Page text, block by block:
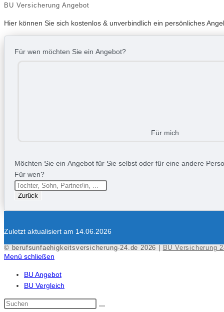
BU Versicherung Angebot
Hier können Sie sich kostenlos & unverbindlich ein persönliches
Für wen möchten Sie ein Angebot?
Für mich
Möchten Sie ein Angebot für Sie selbst oder für eine andere
Für wen?
Zurück
Zuletzt aktualisiert am 14.06.2026
© berufsunfaehigkeitsversicherung-24.de 2026 | BU Versicherung
Menü schließen
BU Angebot
BU Vergleich
Diese